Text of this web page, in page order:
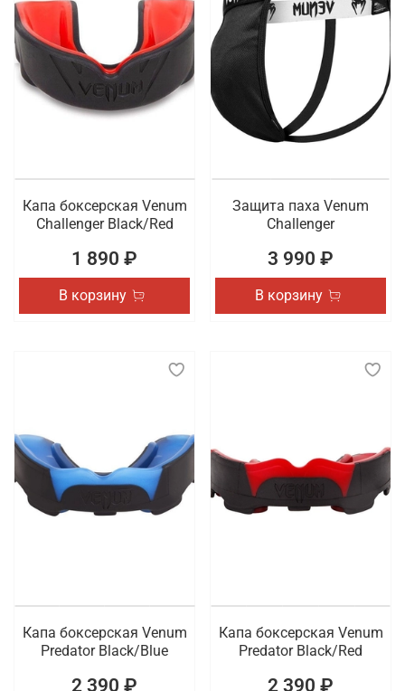
Капа боксерская Venum
Challenger Black/Red
1 890 ₽
В корзину
Защита паха Venum
Challenger
3 990 ₽
В корзину
Капа боксерская Venum
Predator Black/Blue
2 390 ₽
Капа боксерская Venum
Predator Black/Red
2 390 ₽